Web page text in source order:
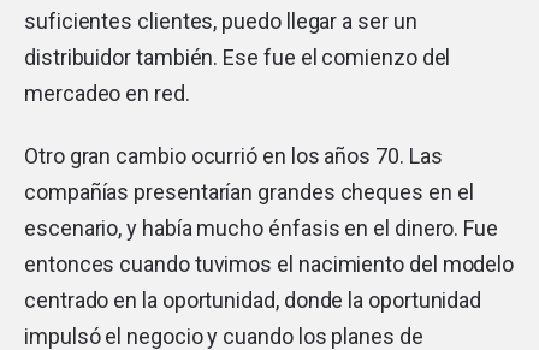
suficientes clientes, puedo llegar a ser un
distribuidor también. Ese fue el comienzo del
mercadeo en red.
Otro gran cambio ocurrió en los años 70. Las
compañías presentarían grandes cheques en el
escenario, y había mucho énfasis en el dinero. Fue
entonces cuando tuvimos el nacimiento del modelo
centrado en la oportunidad, donde la oportunidad
impulsó el negocio y cuando los planes de